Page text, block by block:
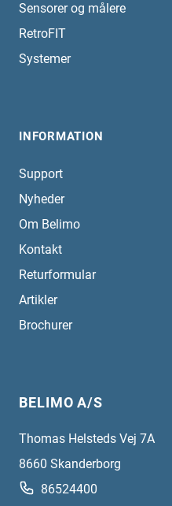
Sensorer og målere
RetroFIT
Systemer
INFORMATION
Support
Nyheder
Om Belimo
Kontakt
Returformular
Artikler
Brochurer
BELIMO A/S
Thomas Helsteds Vej 7A
8660 Skanderborg
86524400